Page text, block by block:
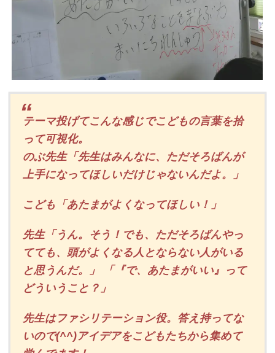
テーマ投げてこんな感じでこどもの言葉を拾
って可視化。
のぶ先生「先生はみんなに、ただそろばんが
上手になってほしいだけじゃないんだよ。」
こども「あたまがよくなってほしい！」
先生「うん。そう！でも、ただそろばんやっ
てても、頭がよくなる人とならない人がいる
と思うんだ。」 「『で、あたまがいい』って
どういうこと？」
先生はファシリテーション役。答え持ってな
いので(^^)アイデアをこどもたちから集めて